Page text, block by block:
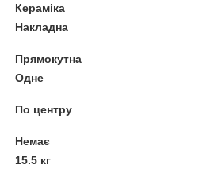
Кераміка
Накладна
Прямокутна
Одне
По центру
Немає
15.5 кг